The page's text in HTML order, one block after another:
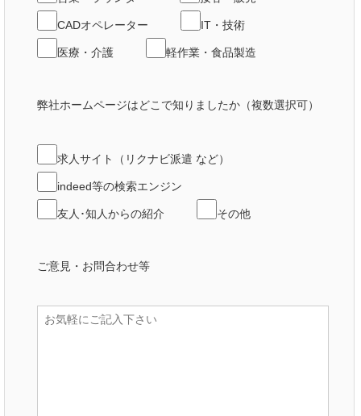
CADオペレーター IT・技術
医療・介護 軽作業・食品製造
弊社ホームページはどこで知りましたか（複数選択可）
求人サイト（リクナビ派遣 など）
indeed等の検索エンジン
友人･知人からの紹介 その他
ご意見・お問合わせ等